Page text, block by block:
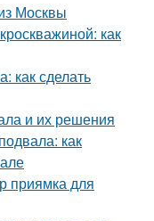
Москвы
как
как сделать
и их решения
как
приямка для